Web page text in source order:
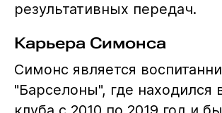
результативных передач.
Карьера Симонса
Симонс является
"Барселоны", где находился